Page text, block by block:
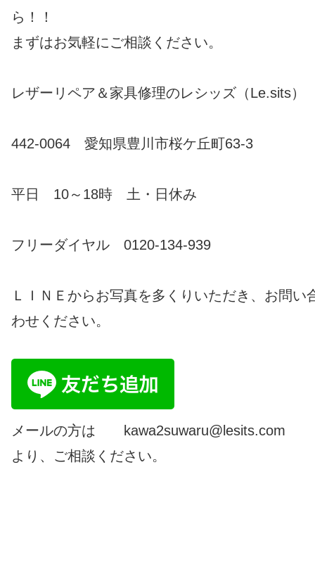
ら！！
まずはお気軽にご相談ください。
レザーリペア＆家具修理のレシッズ（Le.sits）
442-0064 愛知県豊川市桜ケ丘町63-3
平日 10～18時 土・日休み
フリーダイヤル 0120-134-939
ＬＩＮＥからお写真を多くりいただき、お問い
わせください。
メールの方は
より、ご相談ください。